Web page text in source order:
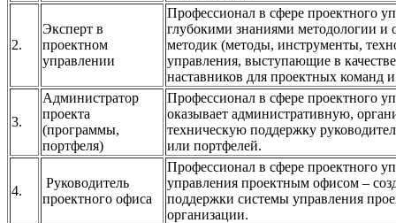
2.
Эксперт в
проектном
управлении
Профессионал в сфере проектного
глубокими знаниями методологии
методик (методы, инструменты,
управления, выступающие в
наставников для проектных команд
3.
Администратор
проекта
(программы,
портфеля)
Профессионал в сфере проектного
оказывает административную,
техническую поддержку
или портфелей.
4.
Руководитель
проектного офиса
Профессионал в сфере проектного
управления проектным офисом –
поддержки системы управления
организации.